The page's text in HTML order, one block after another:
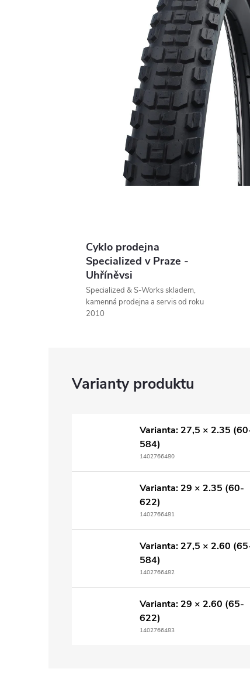
Cyklo prodejna
Specialized v Praze -
Uhříněvsi
Specialized & S-Works skladem,
kamenná prodejna a servis od roku
2010
Varianta: 27,5 × 2.35
584)
1402766480
Varianta: 29 × 2.35 (60-
622)
1402766481
Varianta: 27,5 × 2.60
584)
1402766482
Varianta: 29 × 2.60 (65-
622)
1402766483